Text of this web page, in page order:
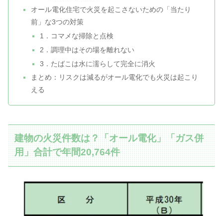
オール電化住宅で火災を起こさないための「当たり
前」な3つの対策
1．コマメな掃除と点検
2．調理中はその場を離れない
3．たばこは水に濡らして完全に消火
まとめ：リスクは減るがオール電化でも火災は起こり
える
建物の火災件数は？「オール電化」「ガス併
用」合計で年間20,764件